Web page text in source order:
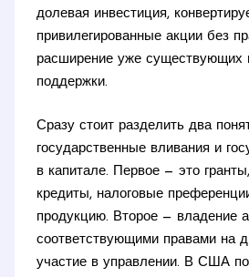
долевая инвестиция,
привилегированные акции без
расширение уже существующих
поддержки.
Сразу стоит разделить два
государственные вливания и
в капитале. Первое — это
кредиты, налоговые
продукцию. Второе — владение
соответствующими правами на
участие в управлении. В США